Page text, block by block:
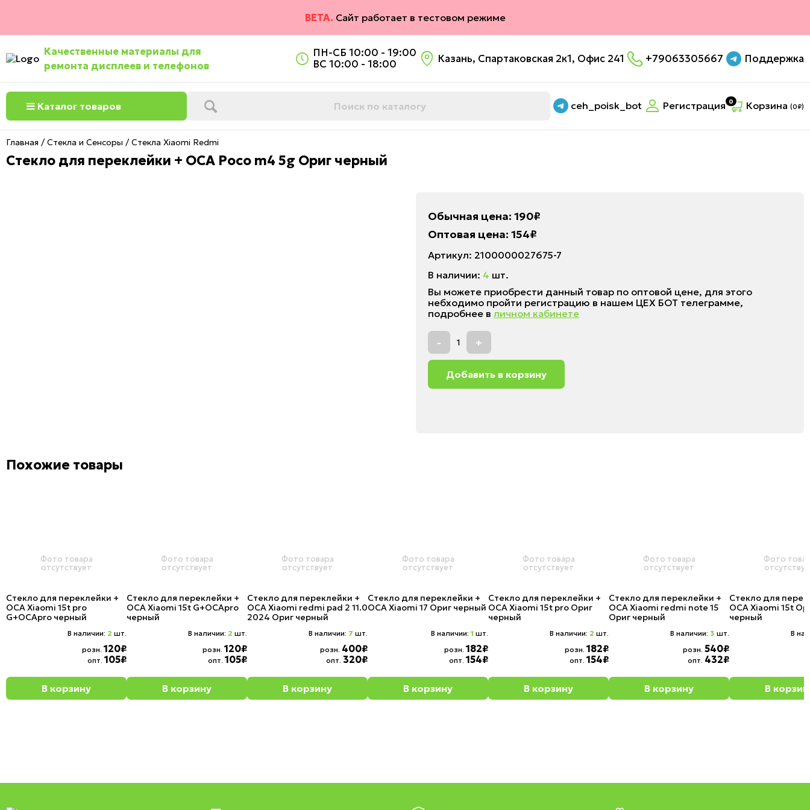
BETA. Сайт работает в тестовом режиме
Качественные материалы для
ремонта дисплеев и телефонов
ПН-СБ 10:00 - 19:00
ВС 10:00 - 18:00
Казань, Спартаковская 2к1, Офис 241 +79063305667 Поддержка
Каталог товаров ceh_poisk_bot Регистрация 0 Корзина (0₽)
Главная Стекла и Сенсоры Стекла Xiaomi Redmi
Стекло для переклейки + OCA Poco m4 5g Ориг черный
Обычная цена:190₽
Оптовая цена:154₽
Артикул: 2100000027675-7
В наличии: 4 шт.
Вы можете приобрести данный товар по оптовой цене, для этого
небходимо пройти регистрацию в нашем ЦЕХ БОТ телеграмме,
подробнее вличном кабинете
- +
Добавить в корзину
Похожие товары
Фото товара
отсутствует
Стекло для переклейки +
OCA Xiaomi 15t pro
G+OCApro черный
В наличии: 2 шт.
розн. 120₽
опт. 105₽
В корзину
Фото товара
отсутствует
Стекло для переклейки +
OCA Xiaomi 15t G+OCApro
черный
В наличии: 2 шт.
розн. 120₽
опт. 105₽
В корзину
Фото товара
отсутствует
Стекло для переклейки +
OCA Xiaomi redmi pad 2 11.0
2024 Ориг черный
В наличии: 7 шт.
розн. 400₽
опт. 320₽
В корзину
Фото товара
отсутствует
Стекло для переклейки +
OCA Xiaomi 17 Ориг черный
В наличии:1 шт.
розн. 182₽
опт. 154₽
В корзину
Фото товара
отсутствует
Стекло для переклейки +
OCA Xiaomi 15t pro Ориг
черный
В наличии: 2 шт.
розн. 182₽
опт. 154₽
В корзину
Фото товара
отсутствует
Стекло для переклейки +
OCA Xiaomi redmi note 15
Ориг черный
В наличии: 3 шт.
розн. 540₽
опт. 432₽
В корзину
Фото
Стекло для
OCA Xiaomi 15t
черный
В
В